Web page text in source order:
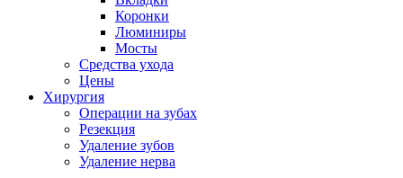
Коронки
Люминиры
Мосты
Средства ухода
Цены
Хирургия
Операции на зубах
Резекция
Удаление зубов
Удаление нерва